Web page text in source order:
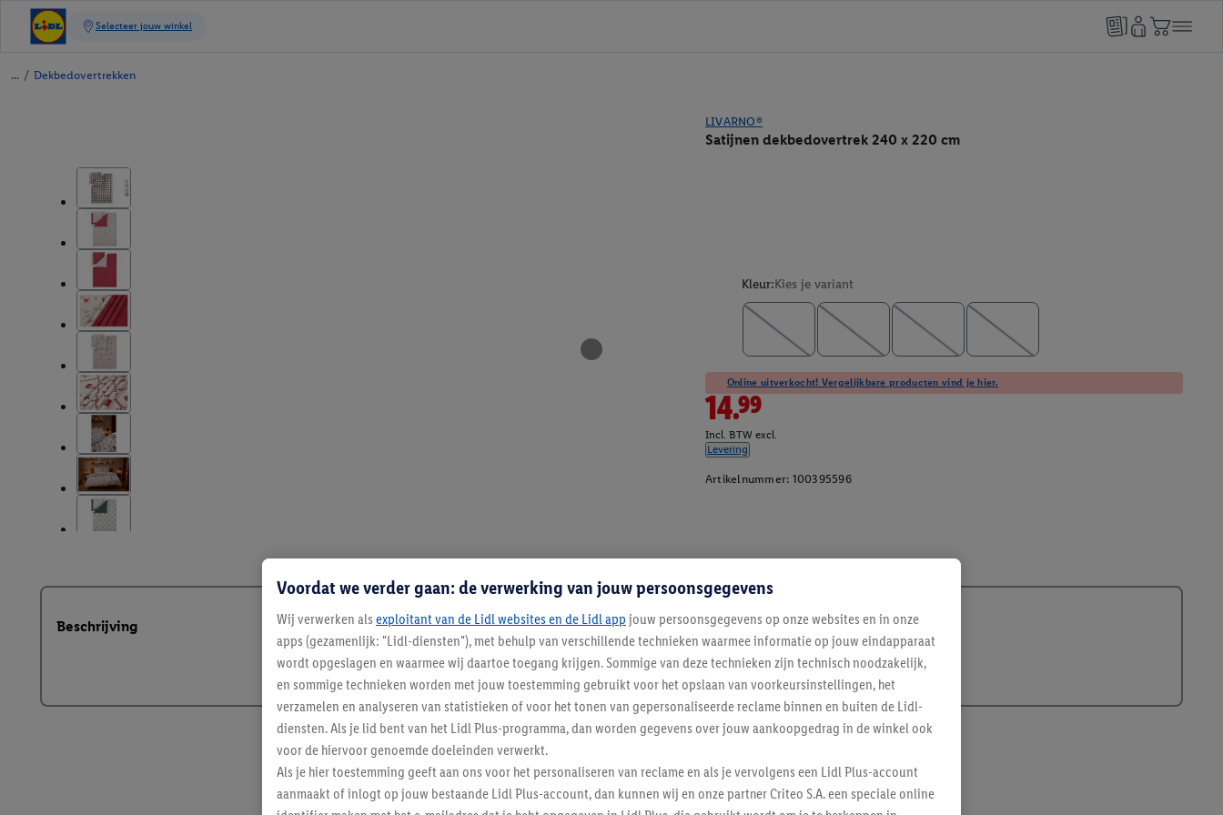
/ Dekbedovertrekken
LIVARNO®
Satijnen dekbedovertrek 240 x 220 cm
Kleur:Kies je variant
Online uitverkocht! Vergelijkbare producten vind je hier.
14.99
Incl. BTW excl.
Levering
Artikelnummer: 100395596
Beschrijving
Voordat we verder gaan: de verwerking van jouw persoonsgegevens
Wij verwerken als exploitant van de Lidl websites en de Lidl app jouw persoonsgegevens op onze websites en in onze
apps (gezamenlijk: "Lidl-diensten"), met behulp van verschillende technieken waarmee informatie op jouw eindapparaat
wordt opgeslagen en waarmee wij daartoe toegang krijgen. Sommige van deze technieken zijn technisch noodzakelijk,
en sommige technieken worden met jouw toestemming gebruikt voor het opslaan van voorkeursinstellingen, het
verzamelen en analyseren van statistieken of voor het tonen van gepersonaliseerde reclame binnen en buiten de Lidl-
diensten. Als je lid bent van het Lidl Plus-programma, dan worden gegevens over jouw aankoopgedrag in de winkel ook
voor de hiervoor genoemde doeleinden verwerkt.
Als je hier toestemming geeft aan ons voor het personaliseren van reclame en als je vervolgens een Lidl Plus-account
aanmaakt of inlogt op jouw bestaande Lidl Plus-account, dan kunnen wij en onze partner Criteo S.A. een speciale online